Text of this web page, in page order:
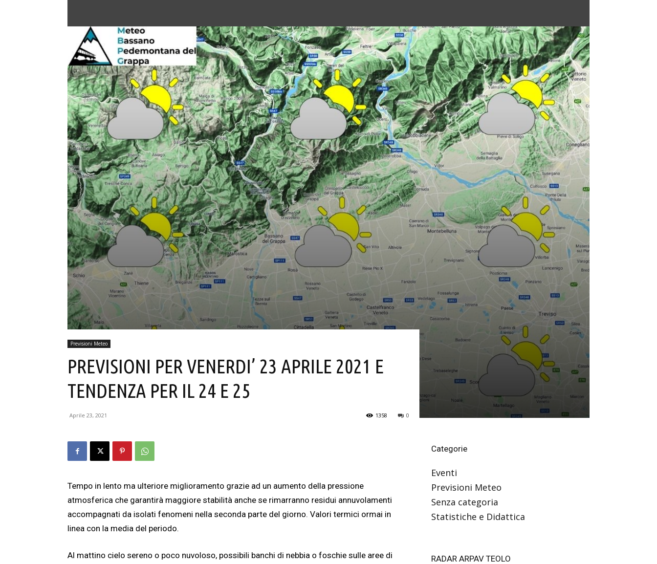
Previsioni Meteo
PREVISIONI PER VENERDI’ 23 APRILE 2021 E
TENDENZA PER IL 24 E 25
Aprile 23, 2021 0
1358
Tempo in lento ma ulteriore miglioramento grazie ad un aumento della pressione
atmosferica che garantirà maggiore stabilità anche se rimarranno residui annuvolamenti
accompagnati da isolati fenomeni nella seconda parte del giorno. Valori termici ormai in
linea con la media del periodo.
Al mattino cielo sereno o poco nuvoloso, possibili banchi di nebbia o foschie sulle aree di
Categorie
Eventi
Previsioni Meteo
Senza categoria
Statistiche e Didattica
RADAR ARPAV TEOLO